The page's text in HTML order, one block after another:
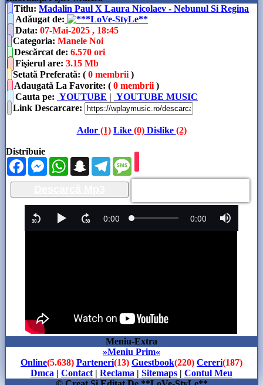
Titlu: Madalin Paul X Laura Nicolaev - Nebunul Si Regina
Adăugat de:
**LoVe-StyLe**
Data: 07-Mai-2025 , 18:45
Categoria: Manele Noi
Descărcat de: 6.570 ori
Fişierul are: 3.15 Mb
Setată Preferată: ( 0 membrii )
Adaugată La Favorite: ( 0 membrii )
Cauta pe: YOUTUBE | YOUTUBE MUSIC
Link Descarcare:
Ador (1) Like (0)Dislike (2)
Distribuie
FacebookMessengerWhatsAppSnapchatTelegram
Meniu-Extra
»Meniu Prim«
Online(5.638) Parteneri(13) Guestbook(220) Cereri(187)
Dmca | Contact | Reclama | Sitemaps | Contul Meu